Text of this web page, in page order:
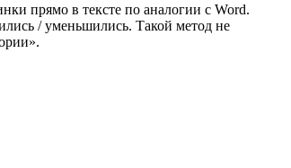
прямо в тексте по аналогии с Word.
/ уменьшились. Такой метод не